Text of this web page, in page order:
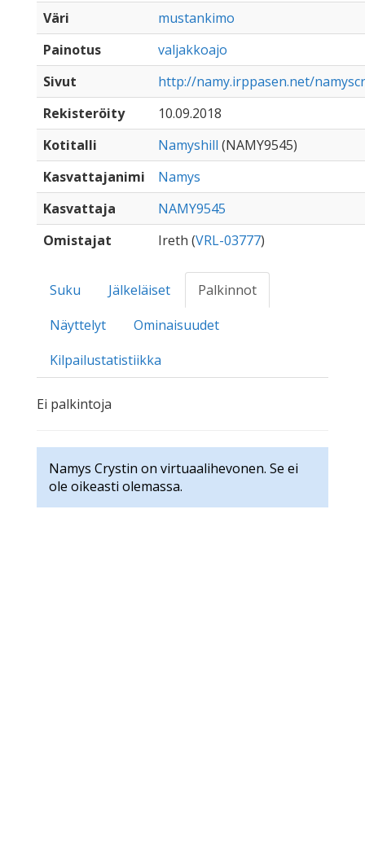
Väri
mustankimo
Painotus
valjakkoajo
Sivut
http://namy.irppasen.net/
Rekisteröity
10.09.2018
Kotitalli
Namyshill (NAMY9545)
Kasvattajanimi
Namys
Kasvattaja
NAMY9545
Omistajat
Ireth (VRL-03777)
Suku Jälkeläiset
Palkinnot
Näyttelyt
Ominaisuudet
Kilpailustatistiikka
Ei palkintoja
Namys Crystin on virtuaalihevonen. Se ei
ole oikeasti olemassa.